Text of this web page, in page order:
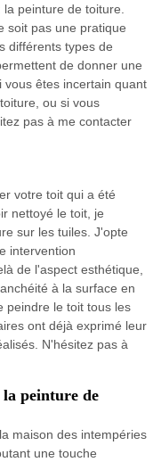
peinture de toiture.
soit pas une pratique
différents types de
de donner une
vous êtes incertain quant
ou si vous
pas à me contacter
votre toit qui a été
nettoyé le toit, je
sur les tuiles. J'opte
intervention
de l'aspect esthétique,
à la surface en
peindre le toit tous les
ont déjà exprimé leur
N'hésitez pas à
la peinture de
maison des intempéries
une touche